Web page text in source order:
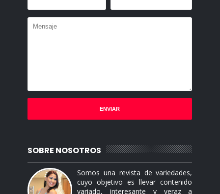
SOBRE NOSOTROS
Somos una revista de variedades,
cuyo objetivo es llevar contenido
variado, interesante y veraz a